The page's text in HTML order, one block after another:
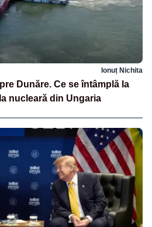
Ionuț Nichita
Dunăre. Ce se întâmplă la
nucleară din Ungaria